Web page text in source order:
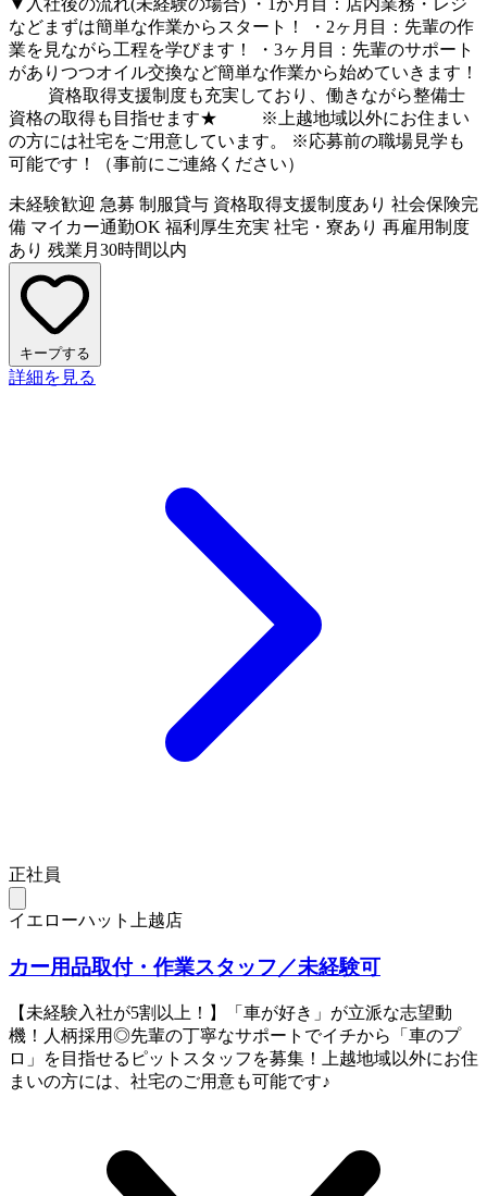
▼入社後の流れ(未経験の場合) ・1か月目：店内業務・レジ
などまずは簡単な作業からスタート！ ・2ヶ月目：先輩の作
業を見ながら工程を学びます！ ・3ヶ月目：先輩のサポート
がありつつオイル交換など簡単な作業から始めていきます！
資格取得支援制度も充実しており、働きながら整備士
資格の取得も目指せます★ ※上越地域以外にお住まい
の方には社宅をご用意しています。 ※応募前の職場見学も
可能です！（事前にご連絡ください）
未経験歓迎 急募 制服貸与 資格取得支援制度あり 社会保険完
備 マイカー通勤OK 福利厚生充実 社宅・寮あり 再雇用制度
あり 残業月30時間以内
キープする
詳細を見る
正社員
イエローハット上越店
カー用品取付・作業スタッフ／未経験可
【未経験入社が5割以上！】「車が好き」が立派な志望動
機！人柄採用◎先輩の丁寧なサポートでイチから「車のプ
ロ」を目指せるピットスタッフを募集！上越地域以外にお住
まいの方には、社宅のご用意も可能です♪